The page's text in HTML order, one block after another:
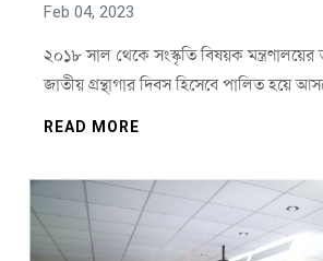
Feb 04, 2023
২০১৮ সাল থেকে সংস্কৃতি বিষয়ক মন্ত্রণালয়ের
জাতীয় গ্রন্থাগার দিবস হিসেবে পালিত হয়ে
READ MORE